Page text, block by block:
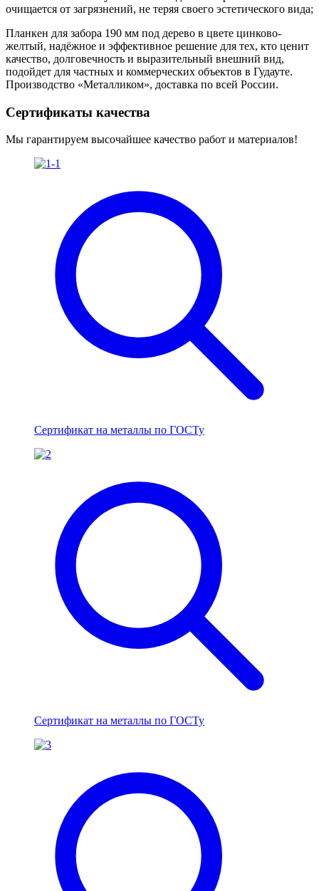
очищается от загрязнений, не теряя своего эстетического вида;
Планкен для забора 190 мм под дерево в цвете цинково-
желтый, надёжное и эффективное решение для тех, кто ценит
качество, долговечность и выразительный внешний вид,
подойдет для частных и коммерческих объектов в Гудауте.
Производство «Металликом», доставка по всей России.
Сертификаты качества
Мы гарантируем высочайшее качество работ и материалов!
Сертификат на металлы по ГОСТу
Сертификат на металлы по ГОСТу